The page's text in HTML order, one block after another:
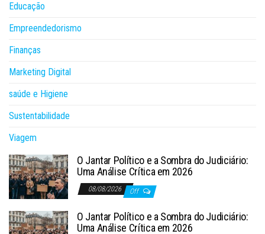
Educação
Empreendedorismo
Finanças
Marketing Digital
saúde e Higiene
Sustentabilidade
Viagem
O Jantar Político e a Sombra do Judiciário:
Uma Análise Crítica em 2026
08/08/2026 Off
O Jantar Político e a Sombra do Judiciário:
Uma Análise Crítica em 2026